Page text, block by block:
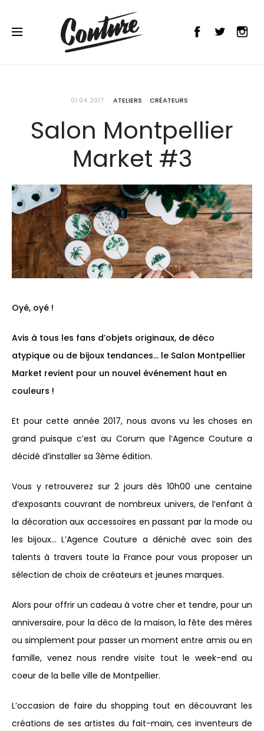
01.04 2017 ATELIERS CRÉATEURS
Salon Montpellier
Market #3
Oyé, oyé !
Avis à tous les fans d’objets originaux, de déco
atypique ou de bijoux tendances… le Salon Montpellier
Market revient pour un nouvel événement haut en
couleurs !
Et pour cette année 2017, nous avons vu les choses en
grand puisque c’est au Corum que l’Agence Couture a
décidé d’installer sa 3ème édition.
Vous y retrouverez sur 2 jours dès 10h00 une centaine
d’exposants couvrant de nombreux univers, de l’enfant à
la décoration aux accessoires en passant par la mode ou
les bijoux… L’Agence Couture a déniché avec soin des
talents à travers toute la France pour vous proposer un
sélection de choix de créateurs et jeunes marques.
Alors pour offrir un cadeau à votre cher et tendre, pour un
anniversaire, pour la déco de la maison, la fête des mères
ou simplement pour passer un moment entre amis ou en
famille, venez nous rendre visite tout le week-end au
coeur de la belle ville de Montpellier.
L’occasion de faire du shopping tout en découvrant les
créations de ses artistes du fait-main, ces inventeurs de